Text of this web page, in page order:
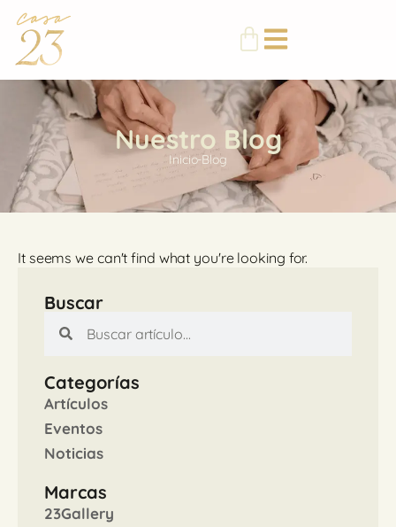
Nuestro Blog
Inicio-Blog
Buscar
Categorías
Artículos
Eventos
Noticias
Marcas
23Gallery
It seems we can't find what you're looking for.